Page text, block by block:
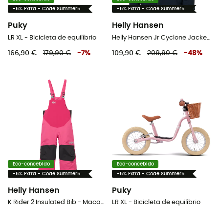
-5% Extra - Code Summer5
Puky
LR XL - Bicicleta de equilíbrio
166,90 € 179,90 € -7%
-5% Extra - Code Summer5
Helly Hansen
109,90 € 209,90 € -48%
Eco-concebido
-5% Extra - Code Summer5
Helly Hansen
K Rider 2 Insulated Bib - Macacão ski criança
Eco-concebido
-5% Extra - Code Summer5
Puky
LR XL - Bicicleta de equilíbrio